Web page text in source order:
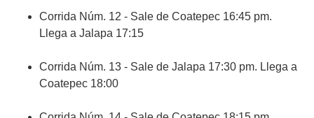
Corrida Núm. 12 - Sale de Coatepec 16:45 pm.
Llega a Jalapa 17:15
Corrida Núm. 13 - Sale de Jalapa 17:30 pm. Llega a
Coatepec 18:00